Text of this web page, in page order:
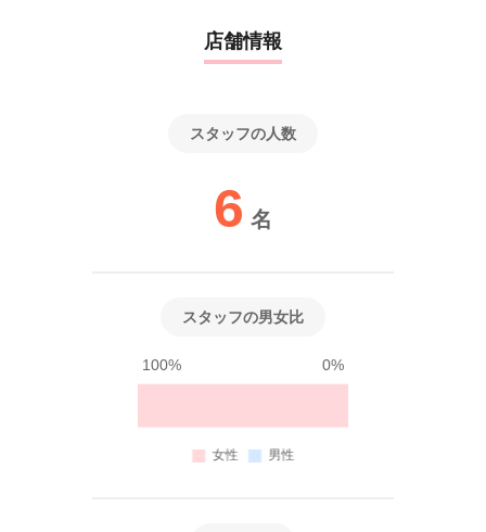
これを読んでくれた皆さんと研修所でお会いできることを楽しみ
※採用方法が変更となる場合もございますのでご了承ください。
※ご連絡は平日のみとなり、土日祝日のご案内は行っておりませ
店舗情報
スタッフの人数
6 名
スタッフの男女比
100% 0%